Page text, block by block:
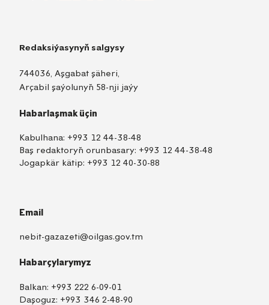
Redaksiýasynyň salgysy
744036, Aşgabat şäheri,
Arçabil şaýolunyň 58-nji jaýy
Habarlaşmak üçin
Kabulhana: +993 12 44-38-48
Baş redaktoryň orunbasary: +993 12 44-38-48
Jogapkär kätip: +993 12 40-30-88
Email
nebit-gazazeti@oilgas.gov.tm
Habarçylarymyz
Balkan: +993 222 6-09-01
Daşoguz: +993 346 2-48-90